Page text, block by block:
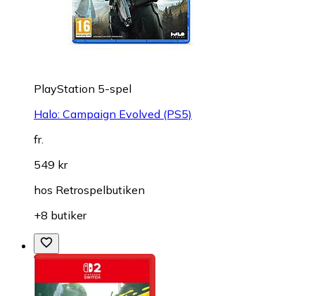
PlayStation 5-spel
Halo: Campaign Evolved (PS5)
fr.
549 kr
hos Retrospelbutiken
+8 butiker